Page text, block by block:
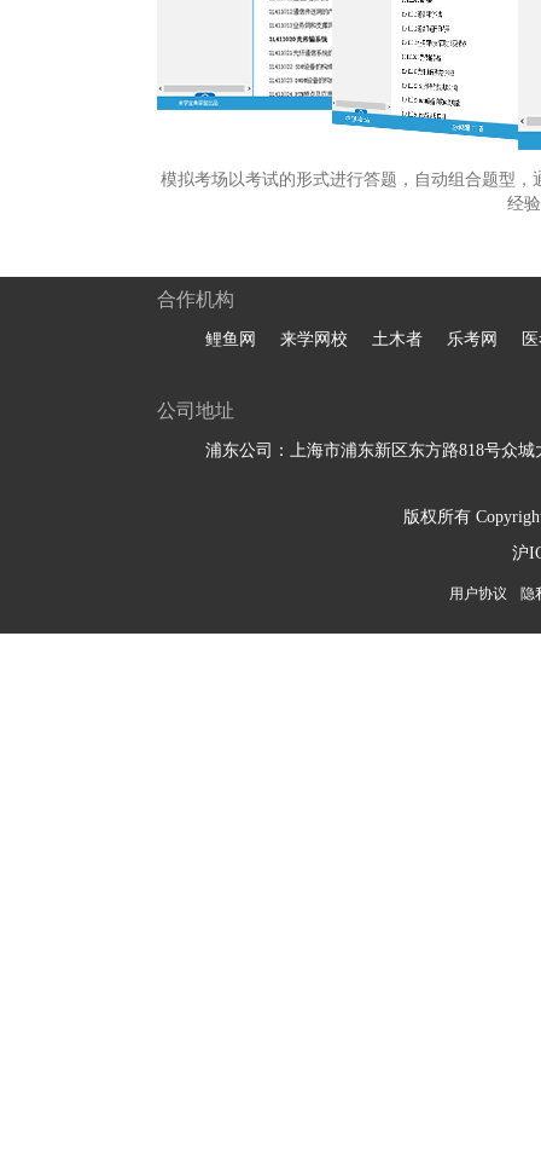
模拟考场以考试的形式进行答题，自动组合题型
经
合作机构
鲤鱼网 来学网校 土木者 乐考网
公司地址
浦东公司：上海市浦东新区东方路818号众城
版权所有
沪
用户协议 隐